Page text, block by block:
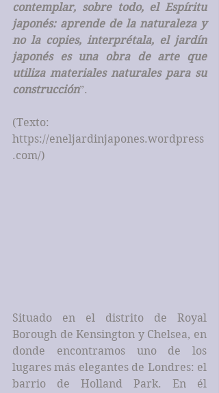
contemplar, sobre todo, el Espíritu
japonés: aprende de la naturaleza y
no la copies, interprétala, el jardín
japonés es una obra de arte que
utiliza materiales naturales para su
construcción”.
(Texto:
https://eneljardinjapones.wordpress
.com/)
Situado en el distrito de Royal
Borough de Kensington y Chelsea, en
donde encontramos uno de los
lugares más elegantes de Londres: el
barrio de Holland Park. En él